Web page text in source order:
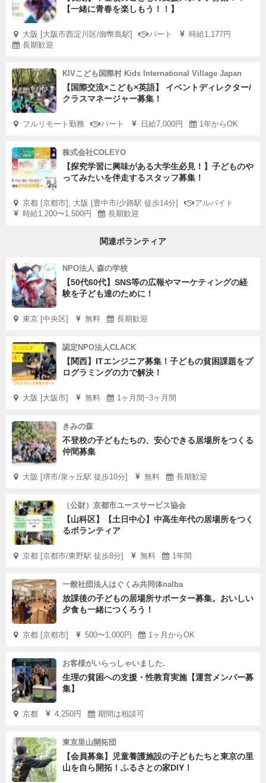
【一緒に青春を楽しもう！！】
大阪 [大阪市西淀川区/御幣島駅] パート
時給1,177円
長期歓迎
KIVこども国際村 Kids International Village Japan
【国際交流×こども×英語】 イベントディレクター/
クラスマネージャー募集！
フルリモート勤務 パート 日給7,000円 1年からOK
株式会社COLEYO
【探究学習に興味がある大学生必見！】子どものや
ってみたいを伴走するスタッフ募集！
京都 [京都市], 大阪 [豊中市/少路駅 徒歩14分]
アルバイト
時給1,200〜1,500円
長期歓迎
関連ボランティア
NPO法人 森の学校
【50代60代】SNS等の広報やマーケティングの経
験を子ども達のために！
東京 [中央区] 無料 長期歓迎
認定NPO法人CLACK
【関西】ITエンジニア募集！子どもの貧困課題をプ
ログラミングの力で解決！
大阪 [大阪市] 無料 1ヶ月間~3ヶ月間
きみの森
不登校の子どもたちの、安心できる居場所をつくる
仲間募集
大阪 [堺市/泉ヶ丘駅 徒歩10分] 無料 長期歓迎
（公財）京都市ユースサービス協会
【山科区】【土日中心】中高生年代の居場所をつく
るボランティア
京都 [京都市/東野駅 徒歩8分] 無料 1年間
一般社団法人はぐくみ共同体nalba
放課後の子どもの居場所サポーター募集。おいしい
夕食も一緒につくろう！
京都 [京都市] 500〜1,000円 1ヶ月からOK
お客様がいらっしゃいました.
生理の貧困への支援・性教育実施【運営メンバー募
集】
京都 4,250円 期間は相談可
東京里山開拓団
【会員募集】児童養護施設の子どもたちと東京の里
山を自ら開拓！ふるさとの家DIY！